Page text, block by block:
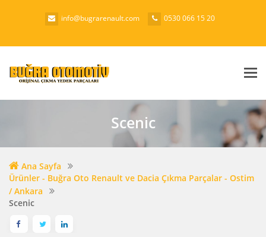
info@bugrarenault.com 0530 066 15 20
Scenic
Ana Sayfa
Ürünler - Buğra Oto Renault ve Dacia Çıkma Parçalar - Ostim
/ Ankara
Scenic